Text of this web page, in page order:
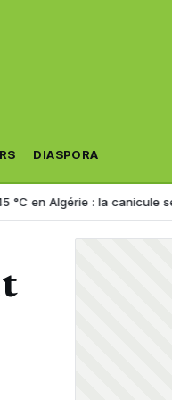
DIASPORA
: la canicule se